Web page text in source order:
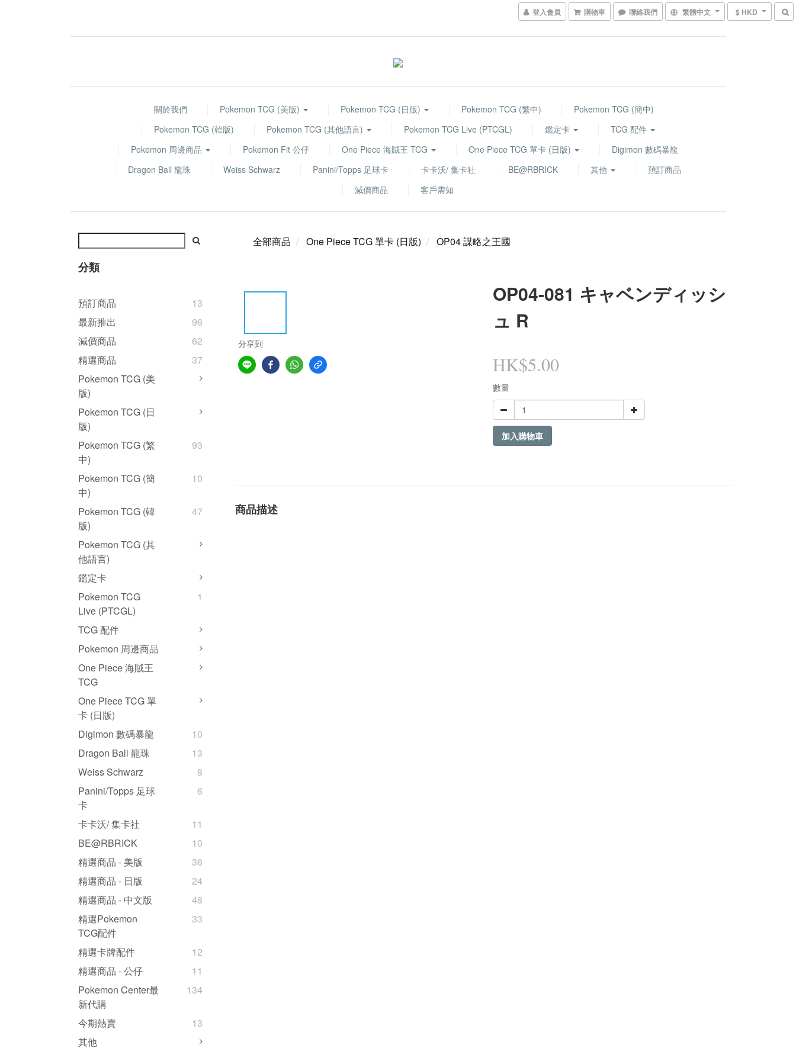
登入會員 購物車 聯絡我們 繁體中文 $ HKD
關於我們 Pokemon TCG (美版) Pokemon TCG (日版) Pokemon TCG (繁中)
Pokemon TCG (簡中)
Pokemon TCG (韓版)
Pokemon TCG (其他語言) Pokemon TCG Live (PTCGL) 鑑定卡
TCG 配件
Pokemon 周邊商品
Pokemon Fit 公仔 One Piece 海賊王 TCG One Piece TCG 單卡 (日版)
Digimon 數碼暴龍
Dragon Ball 龍珠
Weiss Schwarz Panini/Topps 足球卡 卡卡沃/ 集卡社 BE@RBRICK 其他
預訂商品
減價商品
客戶需知
分類
預訂商品
13
最新推出
96
減價商品
62
精選商品
37
Pokemon TCG (美
版)
Pokemon TCG (日
版)
Pokemon TCG (繁
中)
93
Pokemon TCG (簡
中)
10
Pokemon TCG (韓
版)
47
Pokemon TCG (其
他語言)
鑑定卡
Pokemon TCG
Live (PTCGL)
1
TCG 配件
Pokemon 周邊商品
One Piece 海賊王
TCG
One Piece TCG 單
卡 (日版)
Digimon 數碼暴龍
10
Dragon Ball 龍珠
13
Weiss Schwarz
8
Panini/Topps 足球
卡
6
卡卡沃/ 集卡社
11
BE@RBRICK
10
精選商品 - 美版
36
精選商品 - 日版
24
精選商品 - 中文版
48
精選Pokemon
TCG配件
33
精選卡牌配件
12
精選商品 - 公仔
11
Pokemon Center最
新代購
134
今期熱賣
13
其他
全部商品 One Piece TCG 單卡 (日版) OP04 謀略之王國
分享到
OP04-081 キャベンディッシ
ュ R
HK$5.00
數量
加入購物車
商品描述